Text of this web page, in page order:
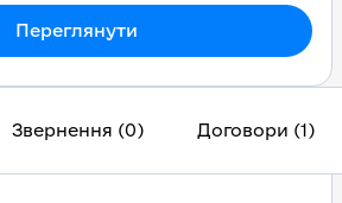
Звернення (0) Договори (1)
Переглянути